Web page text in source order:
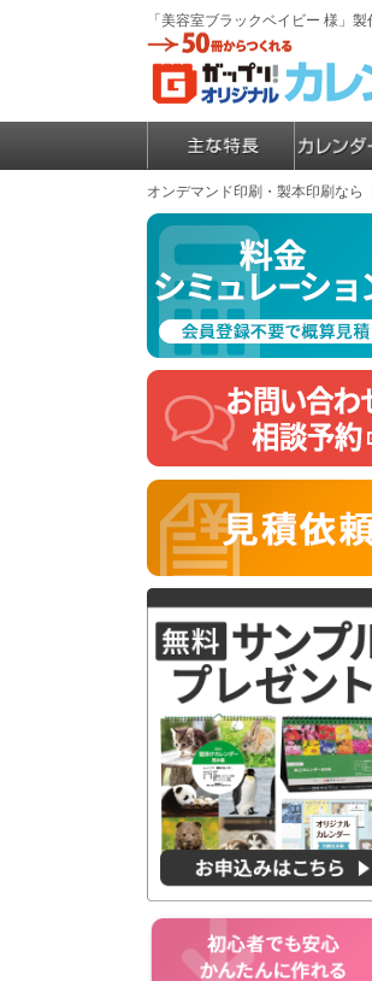
「美容室ブラックベイビー 様」
オンデマンド印刷・製本印刷なら